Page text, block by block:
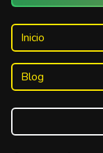
Inicio
Blog